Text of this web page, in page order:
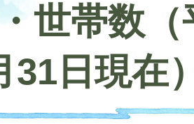
世帯数（
31日現在